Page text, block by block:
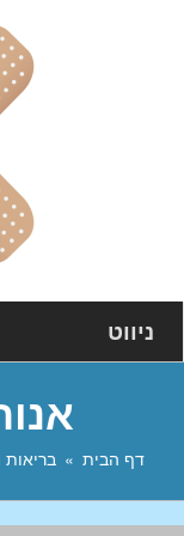
ניווט
דף הבית